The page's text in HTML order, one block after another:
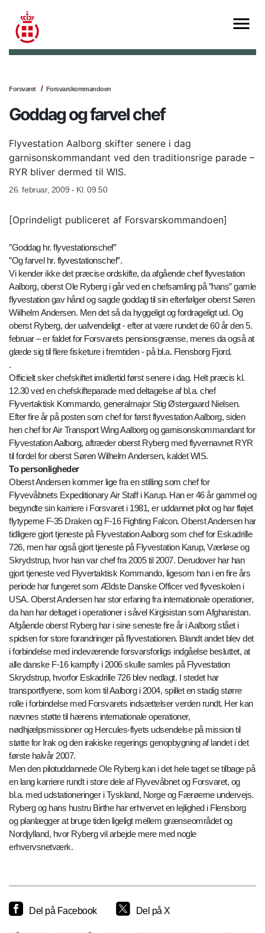
Forsvaret Forsvarskommandoen
Goddag og farvel chef
Flyvestation Aalborg skifter senere i dag
garnisonskommandant ved den traditionsrige parade –
RYR bliver dermed til WIS.
26. februar, 2009 - Kl. 09.50
[Oprindeligt publiceret af Forsvarskommandoen]
”Goddag hr. flyvestationschef”
”Og farvel hr. flyvestationschef”.
Vi kender ikke det præcise ordskifte, da afgående chef flyvestation
Aalborg, oberst Ole Ryberg i går ved en chefsamling på ”hans” gamle
flyvestation gav hånd og sagde goddag til sin efterfølger oberst Søren
Wiilhelm Andersen. Men det så da hyggeligt og fordrageligt ud. Og
oberst Ryberg, der uafvendeligt - efter at være rundet de 60 år den 5.
februar – er faldet for Forsvarets pensionsgrænse, menes da også at
glæde sig til flere fisketure i fremtiden - på bl.a. Flensborg Fjord.
.
Officielt sker chefskiftet imidlertid først senere i dag. Helt præcis kl.
12.30 ved en chefskifteparade med deltagelse af bl.a. chef
Flyvertaktisk Kommando, generalmajor Stig Østergaard Nielsen.
Efter fire år på posten som chef for først flyvestation Aalborg, siden
hen chef for Air Transport Wing Aalborg og garnisonskommandant for
Flyvestation Aalborg, aftræder oberst Ryberg med flyvernavnet RYR
til fordel for oberst Søren Wilhelm Andersen, kaldet WIS.
To personligheder
Oberst Andersen kommer lige fra en stilling som chef for
Flyvevåbnets Expeditionary Air Staff i Karup. Han er 46 år gammel og
begyndte sin karriere i Forsvaret i 1981, er uddannet pilot og har fløjet
flytyperne F-35 Draken og F-16 Fighting Falcon. Oberst Andersen har
tidligere gjort tjeneste på Flyvestation Aalborg som chef for Eskadrille
726, men har også gjort tjeneste på Flyvestation Karup, Værløse og
Skrydstrup, hvor han var chef fra 2005 til 2007. Derudover har han
gjort tjeneste ved Flyvertaktisk Kommando, ligesom han i en fire års
periode har fungeret som Ældste Danske Officer ved flyveskolen i
USA. Oberst Andersen har stor erfaring fra internationale operationer,
da han har deltaget i operationer i såvel Kirgisistan som Afghanistan.
Afgående oberst Ryberg har i sine seneste fire år i Aalborg stået i
spidsen for store forandringer på flyvestationen. Blandt andet blev det
i forbindelse med indeværende forsvarsforligs indgåelse besluttet, at
alle danske F-16 kampfly i 2006 skulle samles på Flyvestation
Skrydstrup, hvorfor Eskadrille 726 blev nedlagt. I stedet har
transportflyene, som kom til Aalborg i 2004, spillet en stadig større
rolle i forbindelse med Forsvarets indsættelser verden rundt. Her kan
nævnes støtte til hærens internationale operationer,
nødhjælpsmissioner og Hercules-flyets udsendelse på mission til
støtte for Irak og den irakiske regerings genopbygning af landet i det
første halvår 2007.
Men den pilotuddannede Ole Ryberg kan i det hele taget se tilbage på
en lang karriere rundt i store dele af Flyvevåbnet og Forsvaret, og
bl.a. med udstationeringer i Tyskland, Norge og Færøerne undervejs.
Ryberg og hans hustru Birthe har erhvervet en lejlighed i Flensborg
og planlægger at bruge tiden ligeligt mellem grænseområdet og
Nordjylland, hvor Ryberg vil arbejde mere med nogle
erhvervsnetværk.
Del på Facebook Del på X